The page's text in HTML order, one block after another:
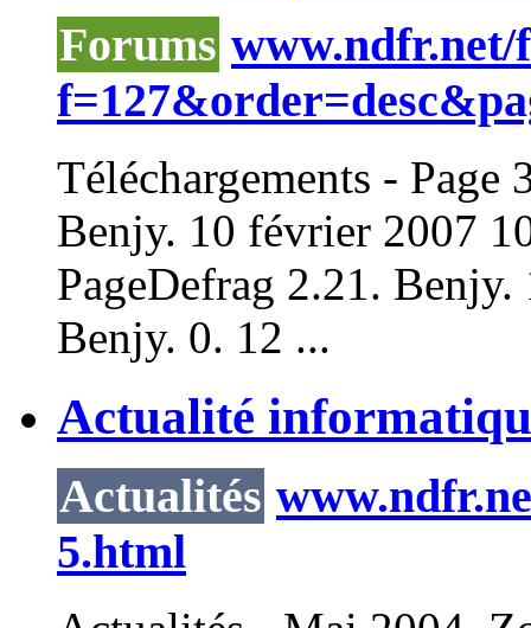
Forums
Téléchargements - Page
Benjy. 10 février 2007
PageDefrag 2.21.
Benjy. 0. 12 ...
Actualité
Actualités
5.html